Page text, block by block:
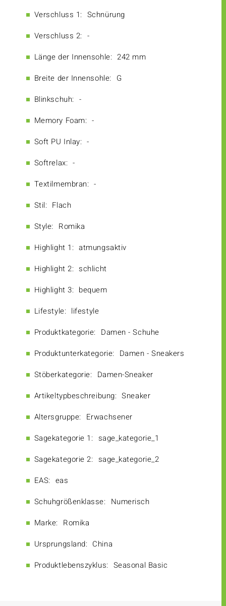
Verschluss 1: Schnürung
Verschluss 2: -
Länge der Innensohle: 242 mm
Breite der Innensohle: G
Blinkschuh: -
Memory Foam: -
Soft PU Inlay: -
Softrelax: -
Textilmembran: -
Stil: Flach
Style: Romika
Highlight 1: atmungsaktiv
Highlight 2: schlicht
Highlight 3: bequem
Lifestyle: lifestyle
Produktkategorie: Damen - Schuhe
Produktunterkategorie: Damen - Sneakers
Stöberkategorie: Damen-Sneaker
Artikeltypbeschreibung: Sneaker
Altersgruppe: Erwachsener
Sagekategorie 1: sage_kategorie_1
Sagekategorie 2: sage_kategorie_2
EAS: eas
Schuhgrößenklasse: Numerisch
Marke: Romika
Ursprungsland: China
Produktlebenszyklus: Seasonal Basic